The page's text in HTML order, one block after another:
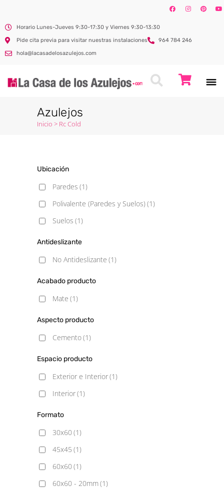
Horario Lunes-Jueves 9:30-17:30 y Viernes 9:30-13:30
Pide cita previa para visitar nuestras instalaciones
964 784 246
hola@lacasadelosazulejos.com
Azulejos
Inicio > Rc Cold
Ubicación
Paredes (1)
Polivalente (Paredes y Suelos)(1)
Suelos (1)
Antideslizante
No Antideslizante (1)
Acabado producto
Mate (1)
Aspecto producto
Cemento(1)
Espacio producto
Exterior e Interior(1)
Interior(1)
Formato
30x60 (1)
45x45 (1)
60x60 (1)
60x60 - 20mm(1)